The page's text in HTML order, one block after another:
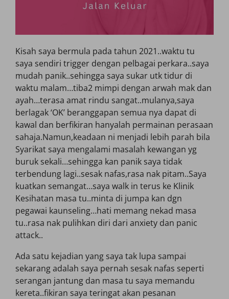
Kisah saya bermula pada tahun 2021..waktu tu
saya sendiri trigger dengan pelbagai perkara..saya
mudah panik..sehingga saya sukar utk tidur di
waktu malam…tiba2 mimpi dengan arwah mak dan
ayah…terasa amat rindu sangat..mulanya,saya
berlagak ‘OK’ beranggapan semua nya dapat di
kawal dan berfikiran hanyalah permainan perasaan
sahaja.Namun,keadaan ni menjadi lebih parah bila
Syarikat saya mengalami masalah kewangan yg
buruk sekali…sehingga kan panik saya tidak
terbendung lagi..sesak nafas,rasa nak pitam..Saya
kuatkan semangat…saya walk in terus ke Klinik
Kesihatan masa tu..minta di jumpa kan dgn
pegawai kaunseling…hati memang nekad masa
tu..rasa nak pulihkan diri dari anxiety dan panic
attack..
Ada satu kejadian yang saya tak lupa sampai
sekarang adalah saya pernah sesak nafas seperti
serangan jantung dan masa tu saya memandu
kereta..fikiran saya teringat akan pesanan